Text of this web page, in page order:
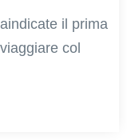
il prima
col